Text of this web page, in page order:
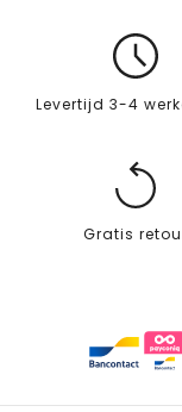
Levertijd 3-4
Gratis